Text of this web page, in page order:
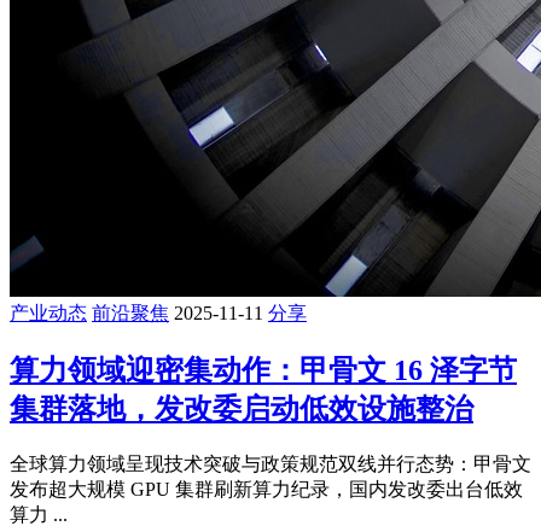
产业动态 前沿聚焦 2025-11-11 分享
算力领域迎密集动作：甲骨文 16 泽字节
集群落地，发改委启动低效设施整治
全球算力领域呈现技术突破与政策规范双线并行态势：甲骨文
发布超大规模 GPU 集群刷新算力纪录，国内发改委出台低效
算力 ...